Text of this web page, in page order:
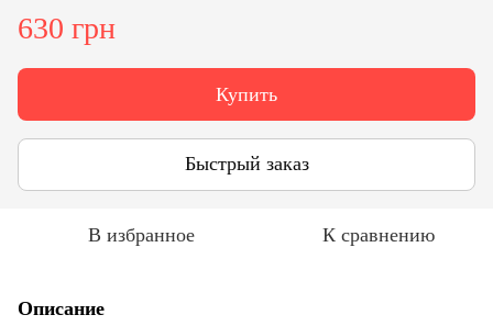
630 грн
Купить
Быстрый заказ
В избранное К сравнению
Описание